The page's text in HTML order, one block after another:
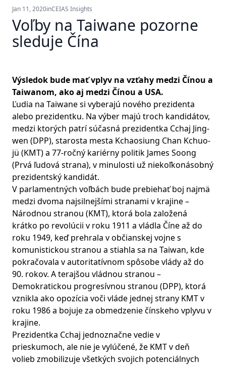
Jan 11, 2020inCEIAS Insights
Voľby na Taiwane pozorne
sleduje Čína
Výsledok bude mať vplyv na vzťahy medzi Čínou a
Taiwanom, ako aj medzi Čínou a USA.
Ľudia na Taiwane si vyberajú nového prezidenta
alebo prezidentku. Na výber majú troch kandidátov,
medzi ktorých patrí súčasná prezidentka Cchaj Jing-
wen (DPP), starosta mesta Kchaosiung Chan Kchuo-
jü (KMT) a 77-ročný kariérny politik James Soong
(Prvá ľudová strana), v minulosti už niekoľkonásobný
prezidentský kandidát.
V parlamentných voľbách bude prebiehať boj najmä
medzi dvoma najsilnejšími stranami v krajine –
Národnou stranou (KMT), ktorá bola založená
krátko po revolúcii v roku 1911 a vládla Číne až do
roku 1949, keď prehrala v občianskej vojne s
komunistickou stranou a stiahla sa na Taiwan, kde
pokračovala v autoritatívnom spôsobe vlády až do
90. rokov. A terajšou vládnou stranou –
Demokratickou progresívnou stranou (DPP), ktorá
vznikla ako opozícia voči vláde jednej strany KMT v
roku 1986 a bojuje za obmedzenie čínskeho vplyvu v
krajine.
Prezidentka Cchaj jednoznačne vedie v
prieskumoch, ale nie je vylúčené, že KMT v deň
volieb zmobilizuje všetkých svojich potenciálnych